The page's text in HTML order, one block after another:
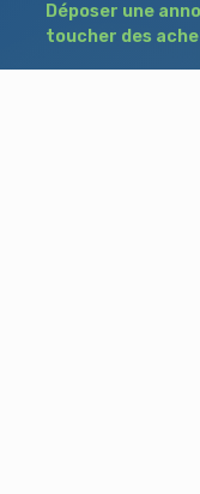
Déposer une
toucher des